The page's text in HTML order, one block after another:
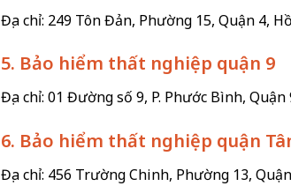
Địa chỉ: 249 Tôn Đản, Phường 15, Quận 4,
5. Bảo hiểm thất nghiệp quận 9
Địa chỉ: 01 Đường số 9, P. Phước Bình,
6. Bảo hiểm thất nghiệp quận
Địa chỉ: 456 Trường Chinh, Phường 13,